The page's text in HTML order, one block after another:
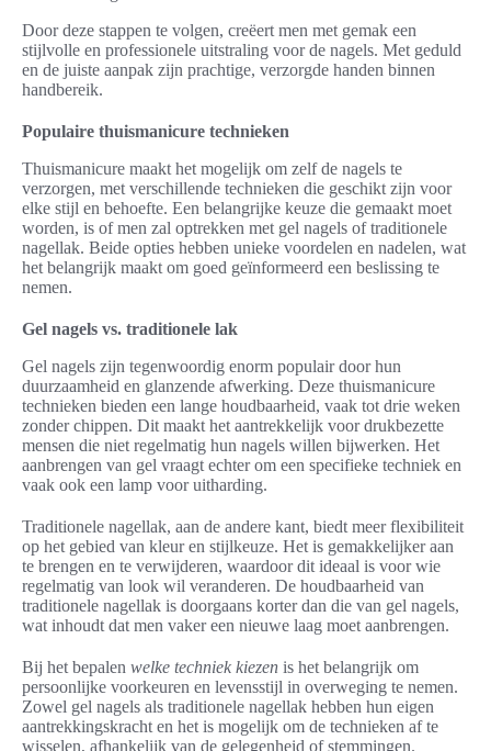
Door deze stappen te volgen, creëert men met gemak een
stijlvolle en professionele uitstraling voor de nagels. Met geduld
en de juiste aanpak zijn prachtige, verzorgde handen binnen
handbereik.
Populaire thuismanicure technieken
Thuismanicure maakt het mogelijk om zelf de nagels te
verzorgen, met verschillende technieken die geschikt zijn voor
elke stijl en behoefte. Een belangrijke keuze die gemaakt moet
worden, is of men zal optrekken met gel nagels of traditionele
nagellak. Beide opties hebben unieke voordelen en nadelen, wat
het belangrijk maakt om goed geïnformeerd een beslissing te
nemen.
Gel nagels vs. traditionele lak
Gel nagels zijn tegenwoordig enorm populair door hun
duurzaamheid en glanzende afwerking. Deze thuismanicure
technieken bieden een lange houdbaarheid, vaak tot drie weken
zonder chippen. Dit maakt het aantrekkelijk voor drukbezette
mensen die niet regelmatig hun nagels willen bijwerken. Het
aanbrengen van gel vraagt echter om een specifieke techniek en
vaak ook een lamp voor uitharding.
Traditionele nagellak, aan de andere kant, biedt meer flexibiliteit
op het gebied van kleur en stijlkeuze. Het is gemakkelijker aan
te brengen en te verwijderen, waardoor dit ideaal is voor wie
regelmatig van look wil veranderen. De houdbaarheid van
traditionele nagellak is doorgaans korter dan die van gel nagels,
wat inhoudt dat men vaker een nieuwe laag moet aanbrengen.
Bij het bepalen welke techniek kiezen is het belangrijk om
persoonlijke voorkeuren en levensstijl in overweging te nemen.
Zowel gel nagels als traditionele nagellak hebben hun eigen
aantrekkingskracht en het is mogelijk om de technieken af te
wisselen, afhankelijk van de gelegenheid of stemmingen.